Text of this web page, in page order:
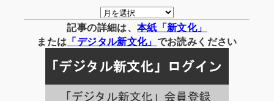
月
別
の
事
一
覧
記事の詳細は、 本紙「新文化」
または 「デジタル新文化」 でお読みください